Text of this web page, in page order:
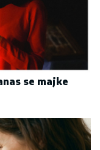
se majke